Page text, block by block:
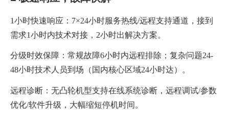
1小时快速响应：7×24小时服务热线/远程支持通道，接到
需求1小时内技术对接，2小时出解决方案。
分级时效保障：常规故障6小时内远程排除；复杂问题24-
48小时技术人员到场（国内核心区域24小时达）。
远程诊断：无凸轮机型支持在线系统诊断，远程调试/参数
优化/软件升级，大幅缩短停机时间。